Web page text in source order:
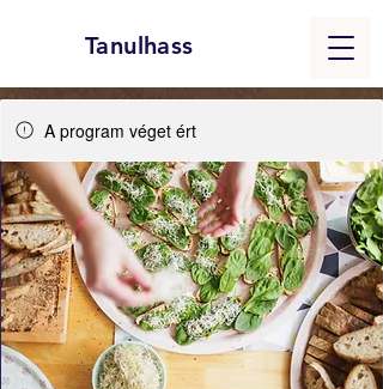
Tanulhass
A program véget ért